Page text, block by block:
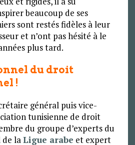
beaucoup de ses
sont restés fidèles à leur
et n’ont pas hésité à le
plus tard.
du droit
!
général puis vice-
tunisienne de droit
du groupe d’experts du
de laLigue arabe et expert